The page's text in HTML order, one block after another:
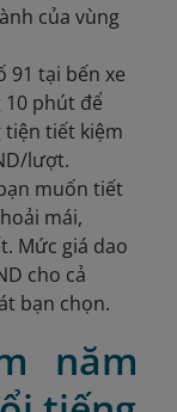
của vùng
91 tại bến xe
10 phút để
tiết kiệm
lượt.
muốn tiết
mái,
Mức giá dao
cho cả
bạn chọn.
năm